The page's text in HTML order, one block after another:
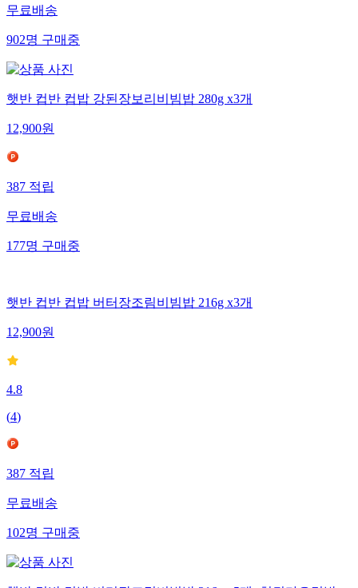
무료배송
902명 구매중
햇반 컵반 컵밥 강된장보리비빔밥 280g x3개
12,900원
387 적립
무료배송
177명 구매중
햇반 컵반 컵밥 버터장조림비빔밥 216g x3개
12,900원
4.8
(4)
387 적립
무료배송
102명 구매중